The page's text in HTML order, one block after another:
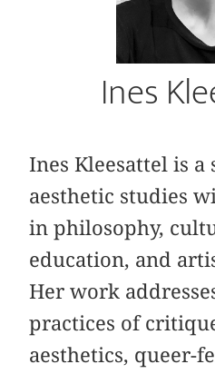
Ines
Ines Kleesattel is
aesthetic studies
in philosophy,
education, and
Her work
practices of
aesthetics, queer-